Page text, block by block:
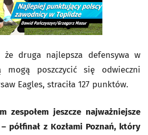
że druga najlepsza defensywa w
mogą poszczycić się odwieczni
Eagles, straciła 127 punktów.
zespołem jeszcze najważniejsze
półfinał z Kozłami Poznań, który